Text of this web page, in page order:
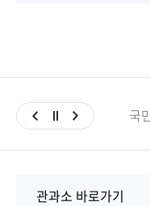
국
관과소 바로가기